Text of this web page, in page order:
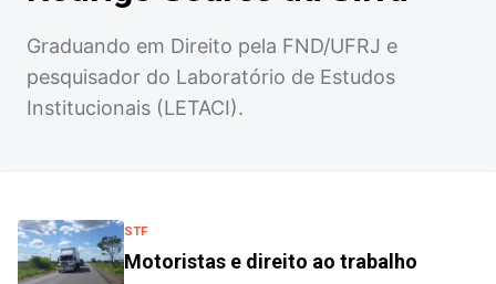
Graduando em Direito pela FND/UFRJ e
pesquisador do Laboratório de Estudos
Institucionais (LETACI).
STF
Motoristas e direito ao trabalho